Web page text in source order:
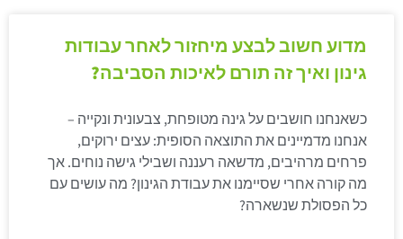
מדוע חשוב לבצע מיחזור לאחר עבודות
גינון ואיך זה תורם לאיכות הסביבה?
כשאנחנו חושבים על גינה מטופחת, צבעונית ונקייה –
אנחנו מדמיינים את התוצאה הסופית: עצים ירוקים,
פרחים מרהיבים, מדשאה רעננה ושבילי גישה נוחים. אך
מה קורה אחרי שסיימנו את עבודת הגינון? מה עושים עם
כל הפסולת שנשארה?